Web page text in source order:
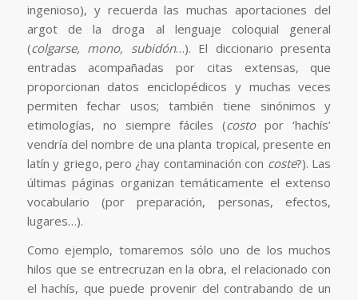
ingenioso), y recuerda las muchas aportaciones del
argot de la droga al lenguaje coloquial general
(colgarse, mono, subidón…). El diccionario presenta
entradas acompañadas por citas extensas, que
proporcionan datos enciclopédicos y muchas veces
permiten fechar usos; también tiene sinónimos y
etimologías, no siempre fáciles (costopor ‘hachís’
vendría del nombre de una planta tropical, presente en
latín y griego, pero ¿hay contaminación con coste?). Las
últimas páginas organizan temáticamente el extenso
vocabulario (por preparación, personas, efectos,
lugares…).
Como ejemplo, tomaremos sólo uno de los muchos
hilos que se entrecruzan en la obra, el relacionado con
el hachís, que puede provenir del contrabando de un